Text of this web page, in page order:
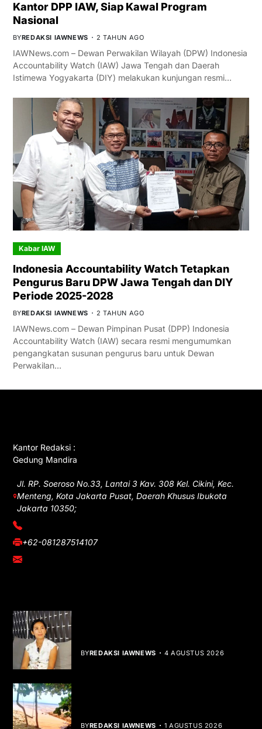
Kantor DPP IAW, Siap Kawal Program
Nasional
BYREDAKSI IAWNEWS 2 TAHUN AGO
IAWNews.com – Dewan Perwakilan Wilayah (DPW) Indonesia
Accountability Watch (IAW) Jawa Tengah dan Daerah
Istimewa Yogyakarta (DIY) melakukan kunjungan resmi…
Kabar IAW
Indonesia Accountability Watch Tetapkan
Pengurus Baru DPW Jawa Tengah dan DIY
Periode 2025-2028
BYREDAKSI IAWNEWS 2 TAHUN AGO
IAWNews.com – Dewan Pimpinan Pusat (DPP) Indonesia
Accountability Watch (IAW) secara resmi mengumumkan
pengangkatan susunan pengurus baru untuk Dewan
Perwakilan…
Kantor Redaksi :
Gedung Mandira
Jl. RP. Soeroso No.33, Lantai 3 Kav. 308 Kel. Cikini, Kec.
Menteng, Kota Jakarta Pusat, Daerah Khusus Ibukota
Jakarta 10350;
(021) 3908026
+62-081287514107
adm@iawnews.com
BYREDAKSI IAWNEWS 4 AGUSTUS 2026
BYREDAKSI IAWNEWS 1 AGUSTUS 2026